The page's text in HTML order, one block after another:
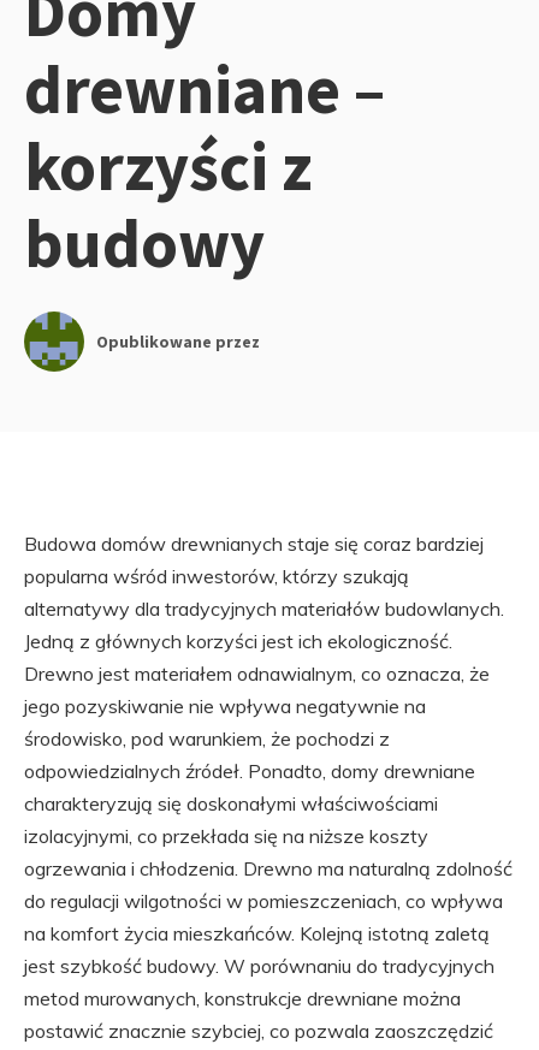
drewniane –
korzyści z
budowy
Opublikowane przez
Budowa domów drewnianych staje się coraz bardziej
popularna wśród inwestorów, którzy szukają
alternatywy dla tradycyjnych materiałów budowlanych.
Jedną z głównych korzyści jest ich ekologiczność.
Drewno jest materiałem odnawialnym, co oznacza, że
jego pozyskiwanie nie wpływa negatywnie na
środowisko, pod warunkiem, że pochodzi z
odpowiedzialnych źródeł. Ponadto, domy drewniane
charakteryzują się doskonałymi właściwościami
izolacyjnymi, co przekłada się na niższe koszty
ogrzewania i chłodzenia. Drewno ma naturalną zdolność
do regulacji wilgotności w pomieszczeniach, co wpływa
na komfort życia mieszkańców. Kolejną istotną zaletą
jest szybkość budowy. W porównaniu do tradycyjnych
metod murowanych, konstrukcje drewniane można
postawić znacznie szybciej, co pozwala zaoszczędzić